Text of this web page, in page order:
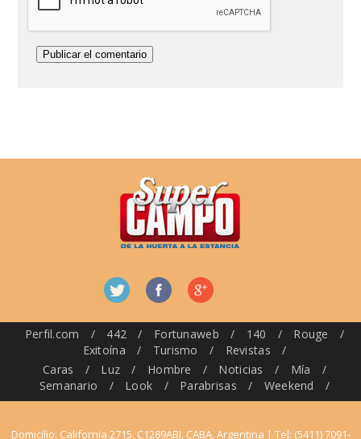
Perfil.com / 442 / Fortunaweb / 140 / Rouge
/
Exitoína
/ Turismo / Revistas
/
Caras
/ Luz / Hombre / Noticias / Mía
/
Semanario
/ Look / Parabrisas / Weekend /
Domicilio: California 2715, C1289ABI, CABA, Argentina | Tel: (5411) 7091-